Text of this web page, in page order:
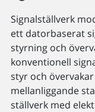
Signalställverk
ett datorbaserat
styrning och
konventionell
styr och
mellanliggande
ställverk med